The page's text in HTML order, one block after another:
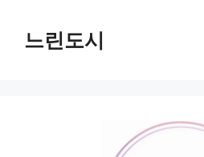
느린도시